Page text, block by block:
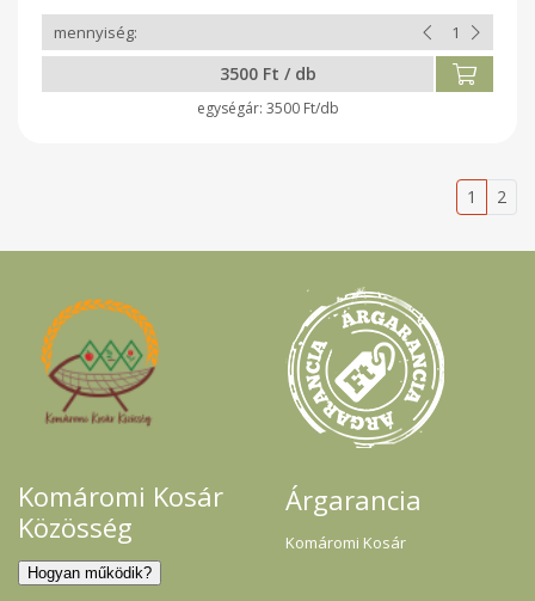
3500 Ft / db
3500 Ft/db
1 2
Komáromi Kosár
Közösség
Árgarancia
Komáromi Kosár